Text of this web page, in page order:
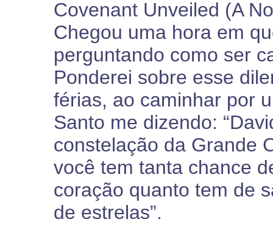
Covenant Unveiled (A
Chegou uma hora em
perguntando como ser
Ponderei sobre esse
férias, ao caminhar por
Santo me dizendo:
constelação da Grande
você tem tanta chance
coração quanto tem de
de estrelas”.